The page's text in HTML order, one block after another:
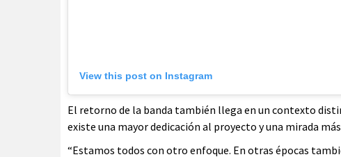
View this post on Instagram
El retorno de la banda también llega en un contexto
existe una mayor dedicación al proyecto y una mirada
“Estamos todos con otro enfoque. En otras épocas